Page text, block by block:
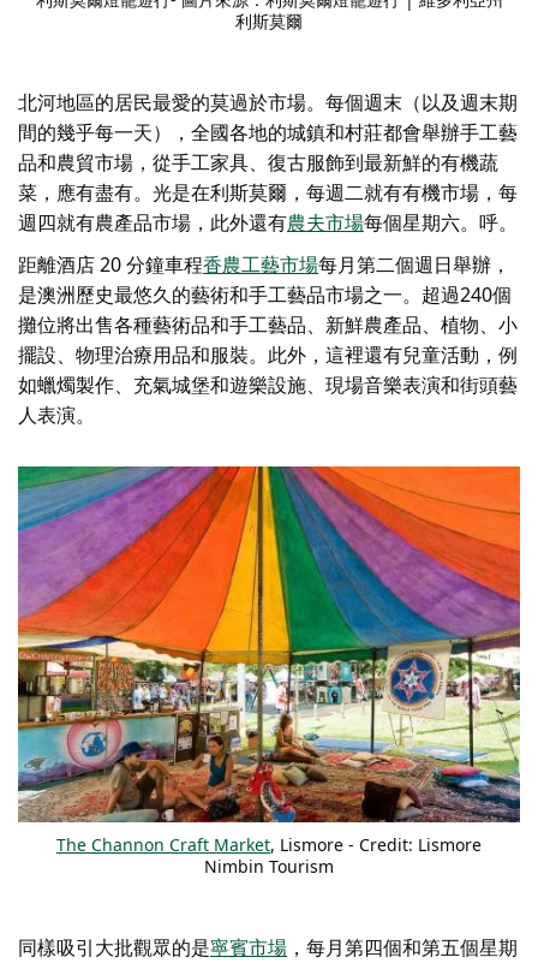
利斯莫爾
北河地區的居民最愛的莫過於市場。每個週末（以及週末期
間的幾乎每一天），全國各地的城鎮和村莊都會舉辦手工藝
品和農貿市場，從手工家具、復古服飾到最新鮮的有機蔬
菜，應有盡有。光是在利斯莫爾，每週二就有有機市場，每
週四就有農產品市場，此外還有農夫市場每個星期六。呼。
距離酒店 20 分鐘車程香農工藝市場每月第二個週日舉辦，
是澳洲歷史最悠久的藝術和手工藝品市場之一。超過240個
攤位將出售各種藝術品和手工藝品、新鮮農產品、植物、小
擺設、物理治療用品和服裝。此外，這裡還有兒童活動，例
如蠟燭製作、充氣城堡和遊樂設施、現場音樂表演和街頭藝
人表演。
The Channon Craft Market, Lismore - Credit: Lismore
Nimbin Tourism
同樣吸引大批觀眾的是寧賓市場 ，每月第四個和第五個星期